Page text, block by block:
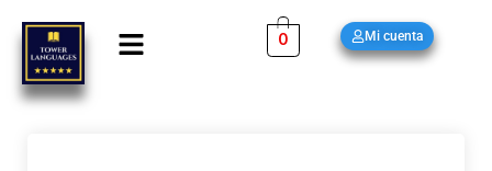
contenido
Menú 0 Mi cuenta